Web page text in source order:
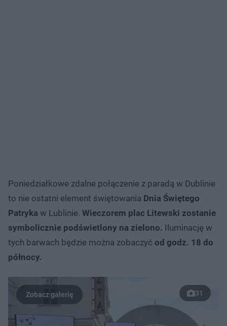
Poniedziałkowe zdalne połączenie z paradą w Dublinie
to nie ostatni element świętowania Dnia Świętego
Patryka w Lublinie. Wieczorem plac Litewski zostanie
symbolicznie podświetlony na zielono. Iluminację w
tych barwach będzie można zobaczyć od godz. 18 do
północy.
31